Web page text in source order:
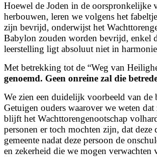
Hoewel de Joden in de oorspronkelijke
herbouwen, leren we volgens het
zijn bevrijd, onderwijst het
Babylon zouden worden bevrijd, enkel
leerstelling ligt absoluut niet in
Met betrekking tot de “Weg van
genoemd. Geen onreine zal die
We zien een duidelijk voorbeeld van de
Getuigen ouders waarover we weten
blijft het Wachttorengenootschap
personen er toch mochten zijn, dat
gemeente nadat deze persoon de
en zekerheid die we mogen